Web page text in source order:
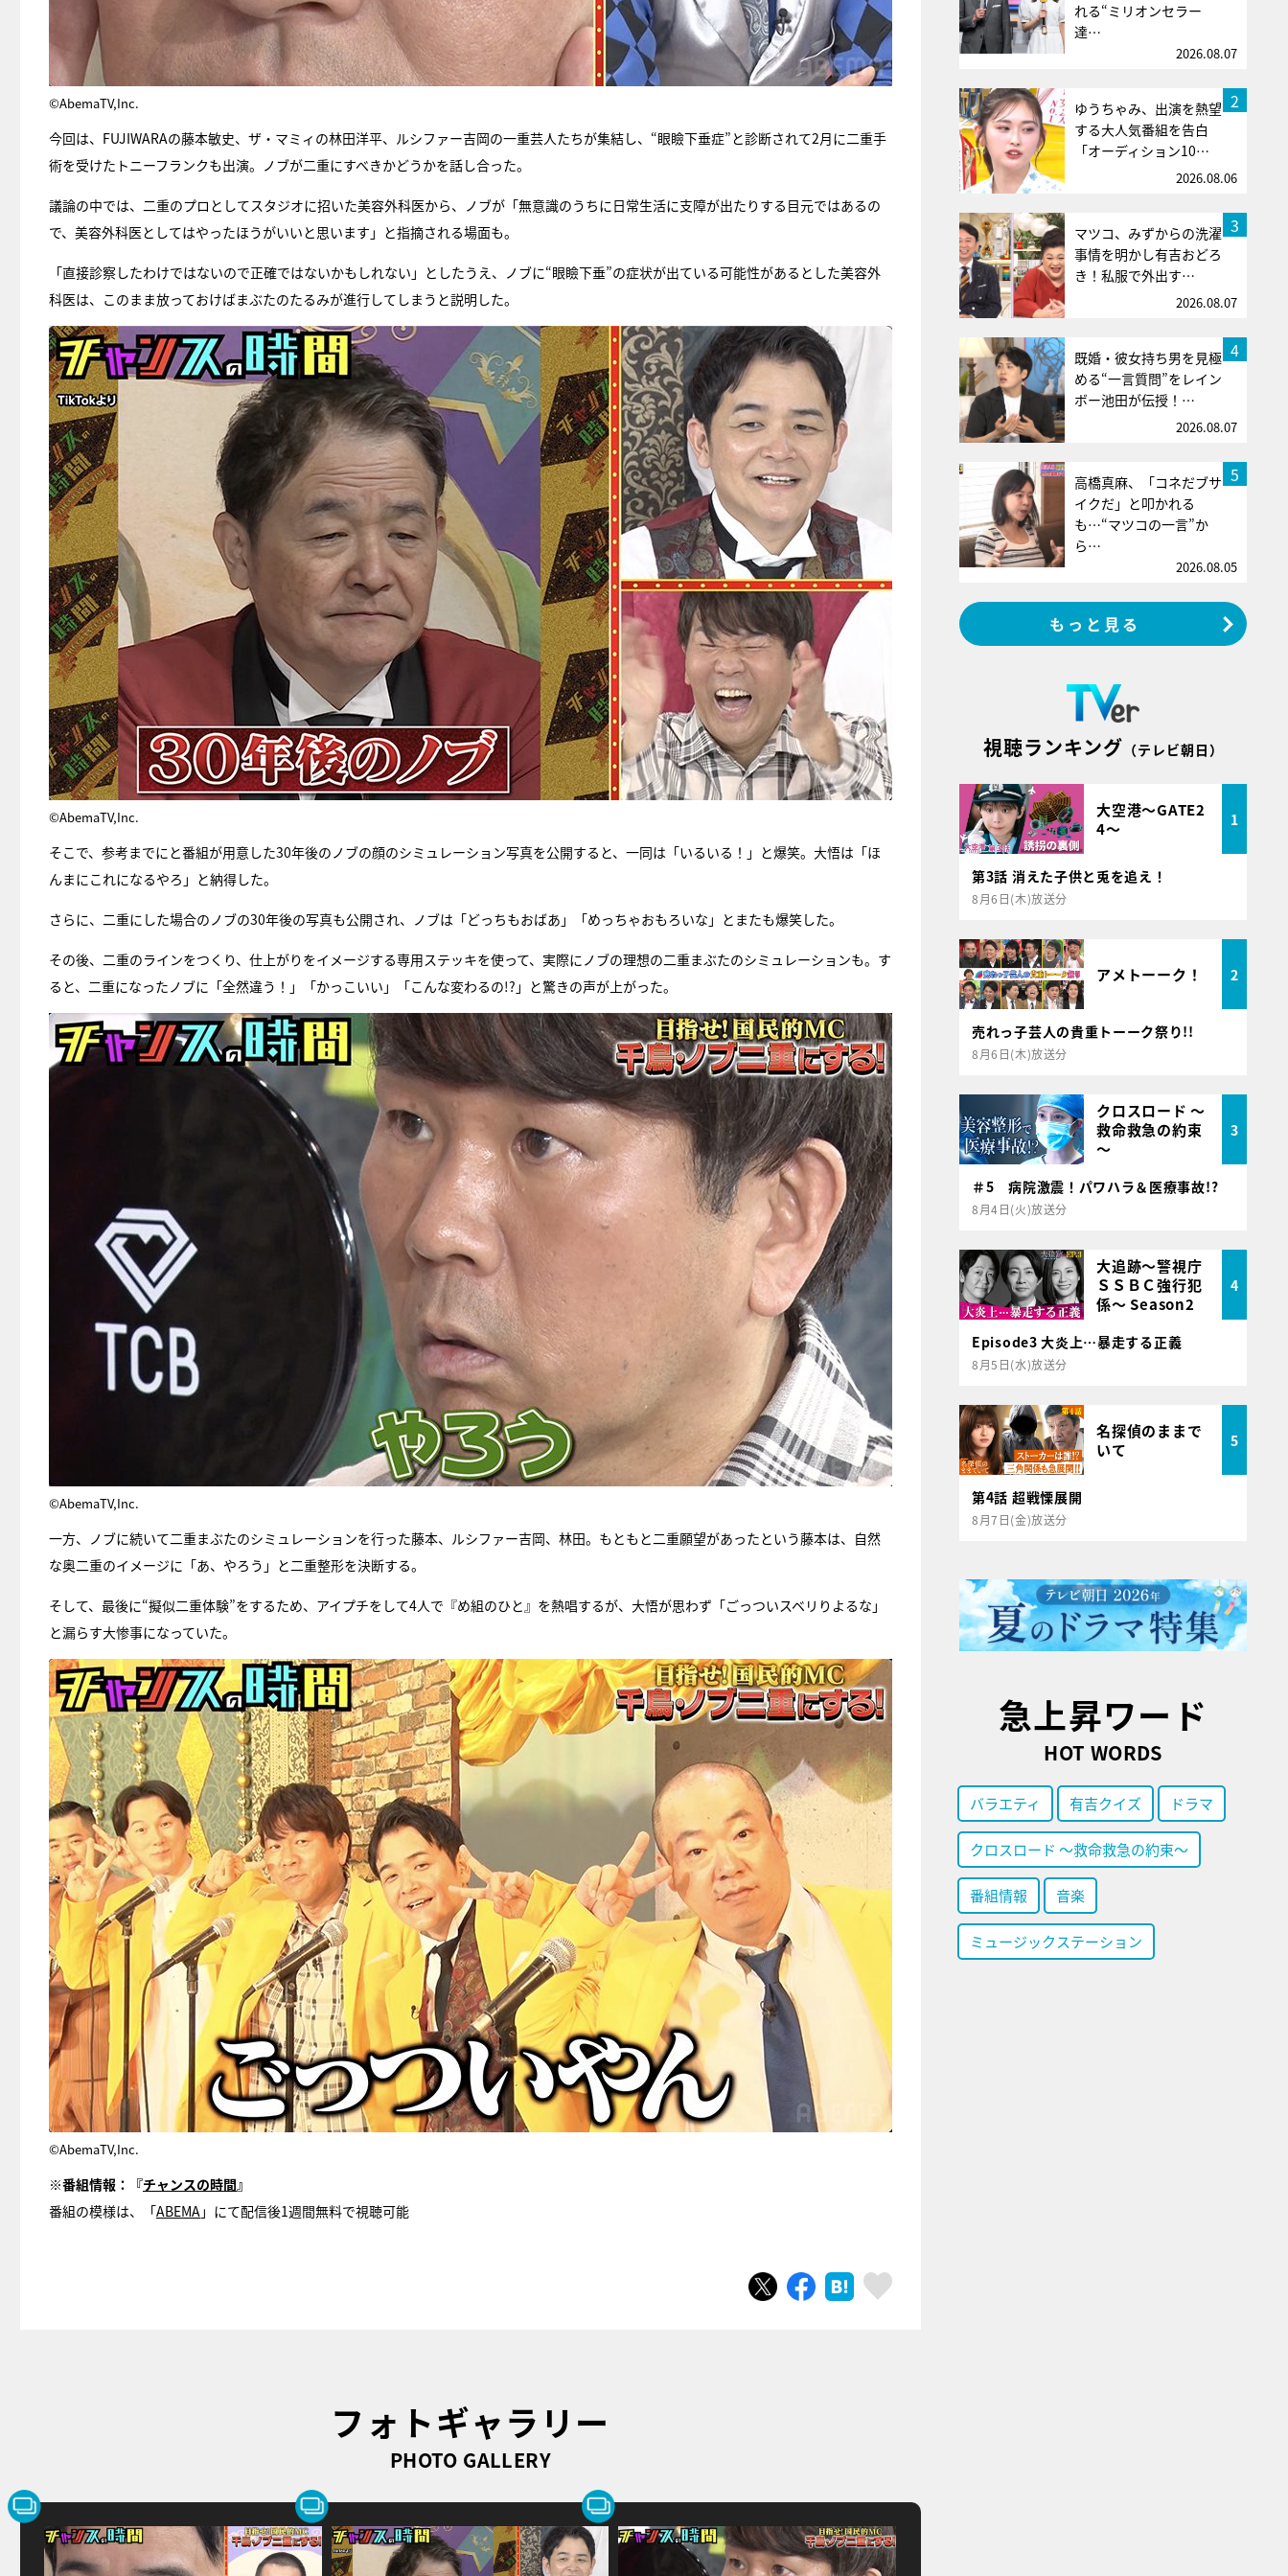
©AbemaTV,Inc.
今回は、FUJIWARAの藤本敏史、ザ・マミィの林田洋平、ルシファー吉岡の一重芸人たちが集結し、“眼瞼下垂症”と診断されて2月に二重手
術を受けたトニーフランクも出演。ノブが二重にすべきかどうかを話し合った。
議論の中では、二重のプロとしてスタジオに招いた美容外科医から、ノブが「無意識のうちに日常生活に支障が出たりする目元ではあるの
で、美容外科医としてはやったほうがいいと思います」と指摘される場面も。
「直接診察したわけではないので正確ではないかもしれない」としたうえ、ノブに“眼瞼下垂”の症状が出ている可能性があるとした美容外
科医は、このまま放っておけばまぶたのたるみが進行してしまうと説明した。
©AbemaTV,Inc.
そこで、参考までにと番組が用意した30年後のノブの顔のシミュレーション写真を公開すると、一同は「いるいる！」と爆笑。大悟は「ほ
んまにこれになるやろ」と納得した。
さらに、二重にした場合のノブの30年後の写真も公開され、ノブは「どっちもおばあ」「めっちゃおもろいな」とまたも爆笑した。
その後、二重のラインをつくり、仕上がりをイメージする専用ステッキを使って、実際にノブの理想の二重まぶたのシミュレーションも。す
ると、二重になったノブに「全然違う！」「かっこいい」「こんな変わるの!?」と驚きの声が上がった。
©AbemaTV,Inc.
一方、ノブに続いて二重まぶたのシミュレーションを行った藤本、ルシファー吉岡、林田。もともと二重願望があったという藤本は、自然
な奥二重のイメージに「あ、やろう」と二重整形を決断する。
そして、最後に“擬似二重体験”をするため、アイプチをして4人で『め組のひと』を熱唱するが、大悟が思わず「ごっついスベリりよるな」
と漏らす大惨事になっていた。
©AbemaTV,Inc.
※番組情報：『チャンスの時間』
番組の模様は、「ABEMA」にて配信後1週間無料で視聴可能
ツイートシェア はてブ
フォトギャラリー
PHOTO GALLERY
れる“ミリオンセラー
達…
2026.08.07
2
ゆうちゃみ、出演を熱望
する大人気番組を告白
「オーディション10…
2026.08.06
3
マツコ、みずからの洗濯
事情を明かし有吉おどろ
き！私服で外出す…
2026.08.07
4
既婚・彼女持ち男を見極
める“一言質問”をレイン
ボー池田が伝授！…
2026.08.07
5
高橋真麻、「コネだブサ
イクだ」と叩かれる
も…“マツコの一言”か
ら…
2026.08.05
もっと見る
視聴ランキング （テレビ朝日）
大空港～GATE2
4～
1
第3話 消えた子供と兎を追え！
8月6日(木)放送分
アメトーーク！ 2
売れっ子芸人の貴重トーーク祭り!!
8月6日(木)放送分
クロスロード ～
救命救急の約束
～
3
＃5 病院激震！パワハラ＆医療事故!?
8月4日(火)放送分
大追跡～警視庁
ＳＳＢＣ強行犯
係～ Season2
4
Episode3 大炎上…暴走する正義
8月5日(水)放送分
名探偵のままで
いて
5
第4話 超戦慄展開
8月7日(金)放送分
急上昇ワード
HOT WORDS
バラエティ 有吉クイズ ドラマ
クロスロード ～救命救急の約束～
番組情報 音楽
ミュージックステーション